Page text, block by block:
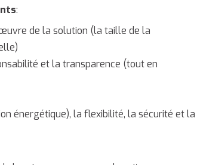
:
de la solution (la taille de la
et la transparence (tout en
énergétique), la flexibilité, la sécurité et la